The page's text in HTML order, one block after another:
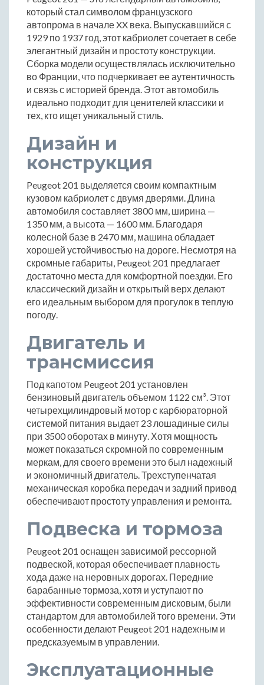
который стал символом французского
автопрома в начале XX века. Выпускавшийся с
1929 по 1937 год, этот кабриолет сочетает в себе
элегантный дизайн и простоту конструкции.
Сборка модели осуществлялась исключительно
во Франции, что подчеркивает ее аутентичность
и связь с историей бренда. Этот автомобиль
идеально подходит для ценителей классики и
тех, кто ищет уникальный стиль.
Дизайн и
конструкция
Peugeot 201 выделяется своим компактным
кузовом кабриолет с двумя дверями. Длина
автомобиля составляет 3800 мм, ширина —
1350 мм, а высота — 1600 мм. Благодаря
колесной базе в 2470 мм, машина обладает
хорошей устойчивостью на дороге. Несмотря на
скромные габариты, Peugeot 201 предлагает
достаточно места для комфортной поездки. Его
классический дизайн и открытый верх делают
его идеальным выбором для прогулок в теплую
погоду.
Двигатель и
трансмиссия
Под капотом Peugeot 201 установлен
бензиновый двигатель объемом 1122 см³. Этот
четырехцилиндровый мотор с карбюраторной
системой питания выдает 23 лошадиные силы
при 3500 оборотах в минуту. Хотя мощность
может показаться скромной по современным
меркам, для своего времени это был надежный
и экономичный двигатель. Трехступенчатая
механическая коробка передач и задний привод
обеспечивают простоту управления и ремонта.
Подвеска и тормоза
Peugeot 201 оснащен зависимой рессорной
подвеской, которая обеспечивает плавность
хода даже на неровных дорогах. Передние
барабанные тормоза, хотя и уступают по
эффективности современным дисковым, были
стандартом для автомобилей того времени. Эти
особенности делают Peugeot 201 надежным и
предсказуемым в управлении.
Эксплуатационные